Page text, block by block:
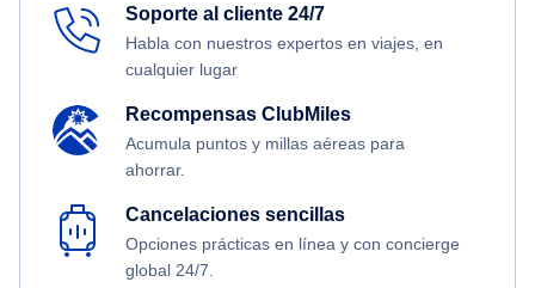
Soporte al cliente 24/7
Habla con nuestros expertos en viajes, en
cualquier lugar
Recompensas ClubMiles
Acumula puntos y millas aéreas para
ahorrar.
Cancelaciones sencillas
Opciones prácticas en línea y con concierge
global 24/7.